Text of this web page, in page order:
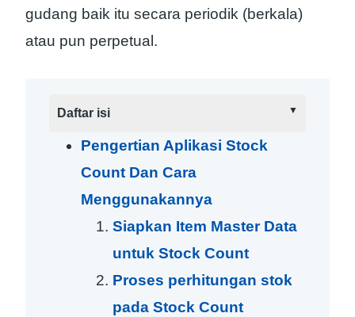
gudang baik itu secara periodik (berkala)
atau pun perpetual.
Daftar isi
Pengertian Aplikasi Stock
Count Dan Cara
Menggunakannya
Siapkan Item Master Data
untuk Stock Count
Proses perhitungan stok
pada Stock Count